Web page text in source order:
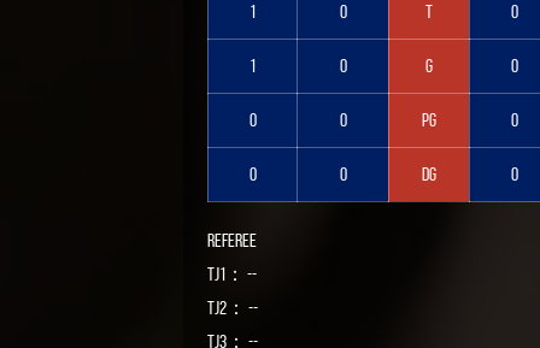
1 0 T 0
1 0 G 0
0 0 PG 0
0 0 DG 0
Referee
TJ1： --
TJ2： --
TJ3： --